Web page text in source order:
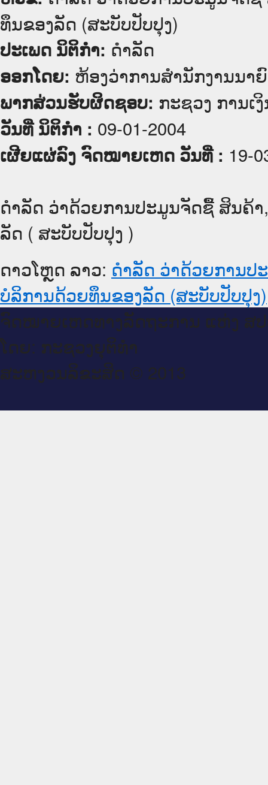
ທຶນຂອງລັດ (ສະບັບປັບປຸງ)
ປະເພດ ນິຕິກໍາ: ດໍາລັດ
ອອກໂດຍ: ຫ້ອງວ່າການສຳນັກງານນາ
ພາກສ່ວນຮັບຜິດຊອບ: ກະຊວງ ການເ
ວັນທີ່ ນິຕິກໍາ : 09-01-2004
ເຜີຍແຜ່ລົງ ຈົດໝາຍເຫດ ວັນທີ່ : 19-
ດຳລັດ ວ່າດ້ວຍການປະມູນຈັດຊື້ ສິນຄ້
ລັດ ( ສະບັບປັບປຸງ )
ດາວໂຫຼດ ລາວ: ດຳລັດ ວ່າດ້ວຍການປ
ບໍລິການດ້ວຍທຶນຂອງລັດ (ສະບັບປັບປຸງ)
ຈົດ​ໝາຍ​ເຫດ​ທາງ​ລັດ​ຖະ​ການ ແຫ່ງ ສ​
ໂດຍ: ກະ​ຊວງຍຸ​ຕິ​ທຳ
ສະ​ຫງວນ​ລິ​ຂະ​ສິດ © 2013